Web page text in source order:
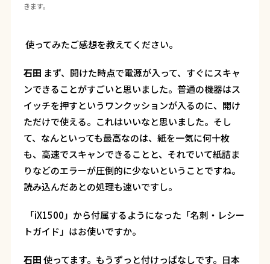
きます。
―― 使ってみたご感想を教えてください。
石田 まず、開けた時点で電源が入って、すぐにスキャ
ンできることがすごいと思いました。普通の機器はス
イッチを押すというワンクッションが入るのに、開け
ただけで使える。これはいいなと思いました。そし
て、なんといっても最高なのは、紙を一気に何十枚
も、高速でスキャンできることと、それでいて紙詰ま
りなどのエラーが圧倒的に少ないということですね。
読み込んだあとの処理も速いですし。
―― 「iX1500」から付属するようになった「名刺・レシー
トガイド」はお使いですか。
石田使ってます。もうずっと付けっぱなしです。日本